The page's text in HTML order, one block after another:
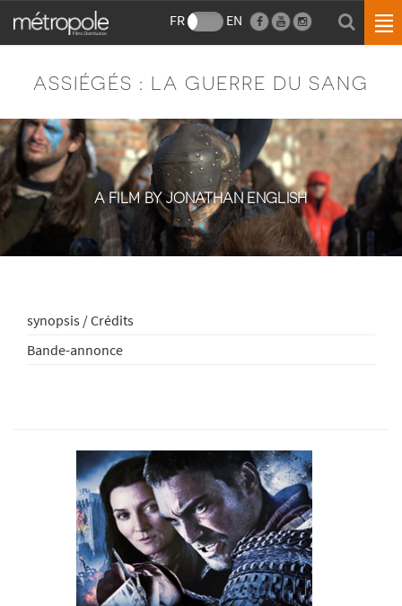
FR EN
ASSIÉGÉS : LA GUERRE DU SANG
A FILM BY JONATHAN ENGLISH
synopsis / Crédits
Bande-annonce